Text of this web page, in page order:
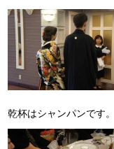
乾杯はシャンパンです。